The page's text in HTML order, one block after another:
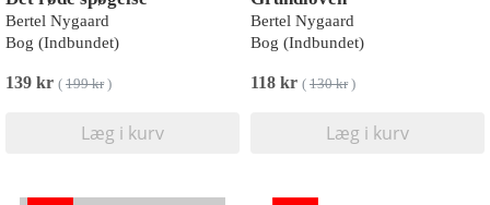
Bertel Nygaard
Bog (Indbundet)
139 kr ( 199 kr)
Læg i kurv
Bertel Nygaard
Bog (Indbundet)
118 kr ( 130 kr)
Læg i kurv